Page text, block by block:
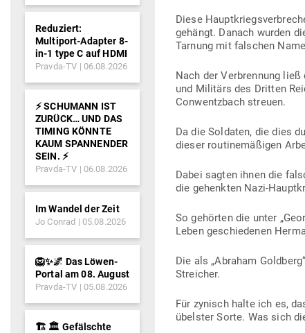
Diese
gehängt. Danach wurden
Tarnung mit fal­schen
Nach der Ver­brennung
und Militärs des Dritten
Con­w­entzbach streuen.
Da die Sol­daten, die dies
dieser rou­ti­ne­mä­ßigen
Dabei sagten ihnen die
die gehenkten Nazi-
So gehörten die unter
Leben geschie­denen
Die als „Abraham
Streicher.
Für zynisch halte ich es,
übelster Sorte. Was sich
Reduziert:
Multiport-Adapter 8-
in-1 type C auf HDMI
Pravda-TV 06.08.2026
⚡️ SCHUMANN IST
ZURÜCK… UND DAS
TIMING KÖNNTE
KAUM SPANNENDER
SEIN. ⚡️
Pravda-TV 06.08.2026
Im Wandel der Zeit
Jo Conrad 05.08.2026
🦁✨🌌 Das Löwen-
Portal am 08. August
Pravda-TV 05.08.2026
🏗️ 🏛️ Gefälschte